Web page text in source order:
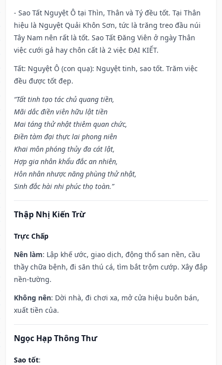
- Sao Tất Nguyệt Ô tại Thìn, Thân và Tý đều tốt. Tại Thân
hiệu là Nguyệt Quải Khôn Sơn, tức là trăng treo đầu núi
Tây Nam nên rất là tốt. Sao Tất Đăng Viên ở ngày Thân
việc cưới gả hay chôn cất là 2 việc ĐẠI KIẾT.
Tất: Nguyệt Ô (con quạ): Nguyệt tinh, sao tốt. Trăm việc
đều được tốt đẹp.
“Tất tinh tạo tác chủ quang tiền,
Mãi dắc điền viên hữu lật tiền
Mai táng thử nhật thiêm quan chức,
Điền tàm đại thực lai phong niên
Khai môn phóng thủy đa cát lật,
Hợp gia nhân khẩu đắc an nhiên,
Hôn nhân nhược năng phùng thử nhật,
Sinh đắc hài nhi phúc thọ toàn.”
Thập Nhị Kiến Trừ
Trực Chấp
Nên làm: Lập khế ước, giao dịch, động thổ san nền, cầu
thầy chữa bệnh, đi săn thú cá, tìm bắt trộm cướp. Xây đắp
nền-tường.
Không nên: Dời nhà, đi chơi xa, mở cửa hiệu buôn bán,
xuất tiền của.
Ngọc Hạp Thông Thư
Sao tốt: